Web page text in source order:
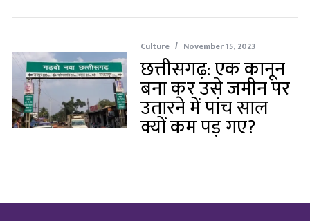
Culture November 15, 2023
छत्तीसगढ़: एक कानून
बना कर उसे जमीन पर
उतारने में पांच साल
क्यों कम पड़ गए?